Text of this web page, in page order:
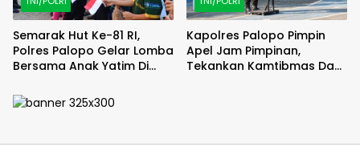
Semarak Hut Ke-81 RI,
Polres Palopo Gelar Lomba
Bersama Anak Yatim Di
Halimatusaddiah
Kapolres Palopo Pimpin
Apel Jam Pimpinan,
Tekankan Kamtibmas Dan